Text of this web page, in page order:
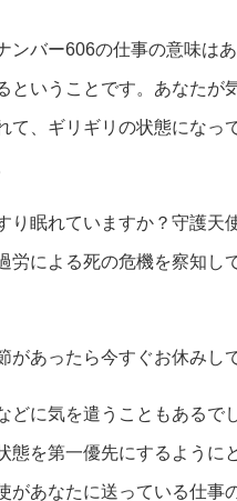
ンバー606の仕事の意味は
ということです。あなたが
て、ギリギリの状態になっ
り眠れていますか？守護天
労による死の危機を察知し
があったら今すぐお休みし
どに気を遣うこともあるで
態を第一優先にするように
があなたに送っている仕事